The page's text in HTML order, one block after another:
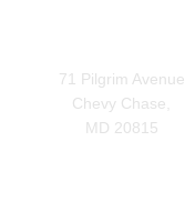
71 Pilgrim Avenue
Chevy Chase,
MD 20815